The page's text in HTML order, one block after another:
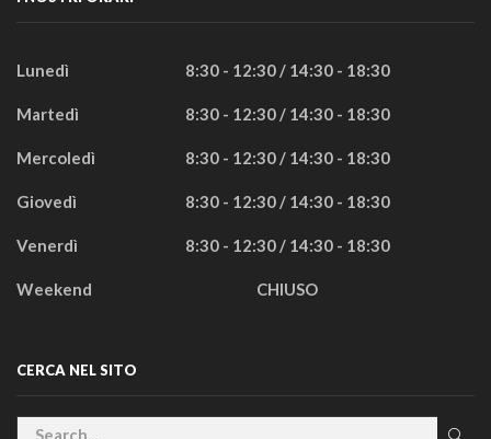
Lunedì 8:30 - 12:30 / 14:30 - 18:30
Martedì 8:30 - 12:30 / 14:30 - 18:30
Mercoledì 8:30 - 12:30 / 14:30 - 18:30
Giovedì 8:30 - 12:30 / 14:30 - 18:30
Venerdì 8:30 - 12:30 / 14:30 - 18:30
Weekend CHIUSO
CERCA NEL SITO